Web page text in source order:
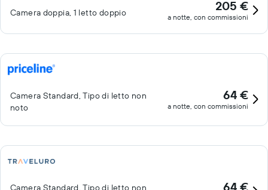
Camera doppia, 1 letto doppio 205 €
a notte, con commissioni
Camera Standard, Tipo di letto non
noto
64 €
a notte, con commissioni
Camera Standard, Tipo di letto non
64 €